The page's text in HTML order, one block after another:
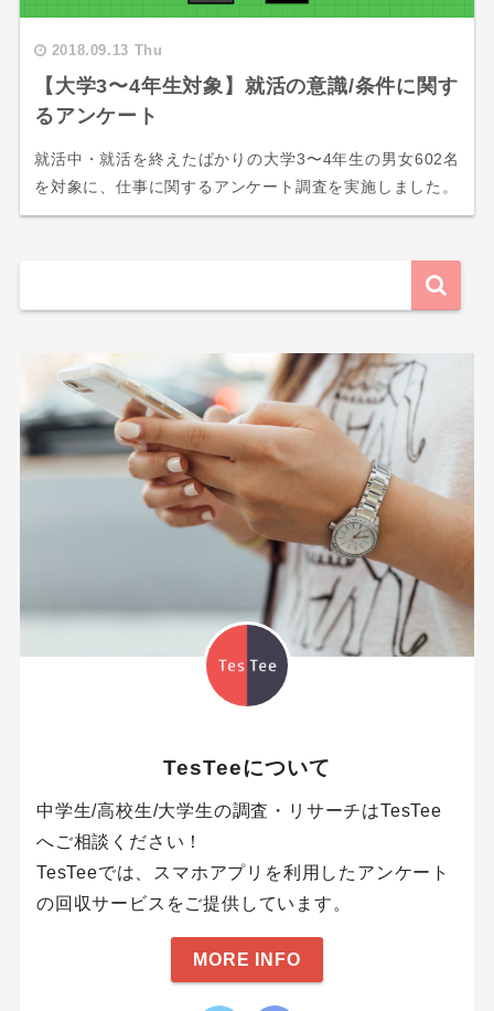
2018.09.13 Thu
【大学3〜4年生対象】就活の意識/条件に関す
るアンケート
就活中・就活を終えたばかりの大学3〜4年生の男女602名
を対象に、仕事に関するアンケート調査を実施しました。
TesTeeについて
中学生/高校生/大学生の調査・リサーチはTesTee
へご相談ください！
TesTeeでは、スマホアプリを利用したアンケート
の回収サービスをご提供しています。
MORE INFO